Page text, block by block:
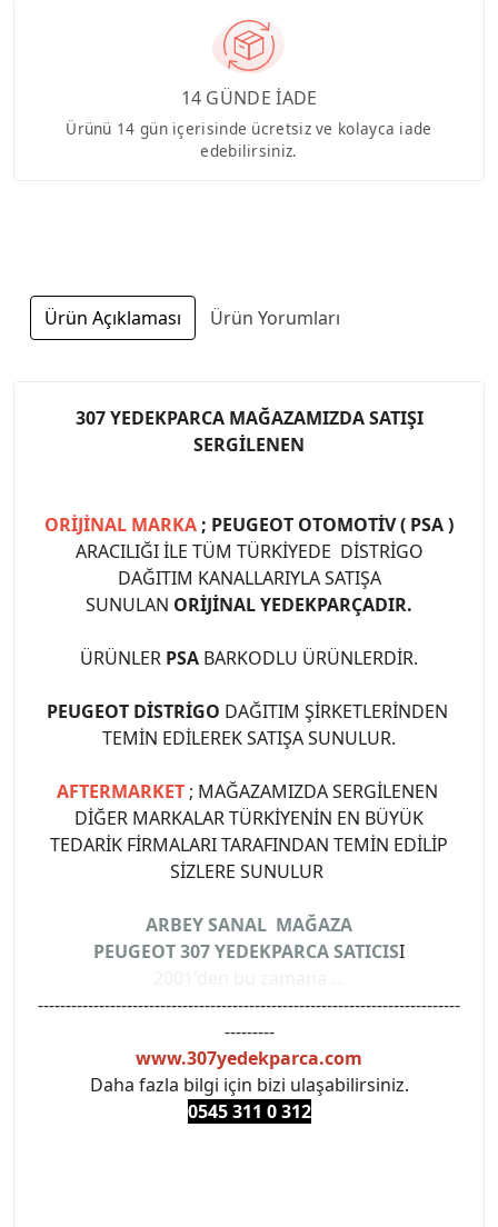
14 GÜNDE İADE
Ürünü 14 gün içerisinde ücretsiz ve kolayca iade
edebilirsiniz.
Ürün Açıklaması Ürün Yorumları
307 YEDEKPARCA MAĞAZAMIZDA SATIŞI
SERGİLENEN
ORİJİNAL MARKA ; PEUGEOT OTOMOTİV ( PSA )
ARACILIĞI İLE TÜM TÜRKİYEDE DİSTRİGO
DAĞITIM KANALLARIYLA SATIŞA
SUNULAN ORİJİNAL YEDEKPARÇADIR.
ÜRÜNLER PSA BARKODLU ÜRÜNLERDİR.
PEUGEOT DİSTRİGO DAĞITIM ŞİRKETLERİNDEN
TEMİN EDİLEREK SATIŞA SUNULUR.
AFTERMARKET ; MAĞAZAMIZDA SERGİLENEN
DİĞER MARKALAR TÜRKİYENİN EN BÜYÜK
TEDARİK FİRMALARI TARAFINDAN TEMİN EDİLİP
SİZLERE SUNULUR
ARBEY SANAL MAĞAZA
PEUGEOT 307 YEDEKPARCA SATICISI
----------------------------------------------------------------------------
---------
www.307yedekparca.com
Daha fazla bilgi için bizi ulaşabilirsiniz.
0545 311 0 312